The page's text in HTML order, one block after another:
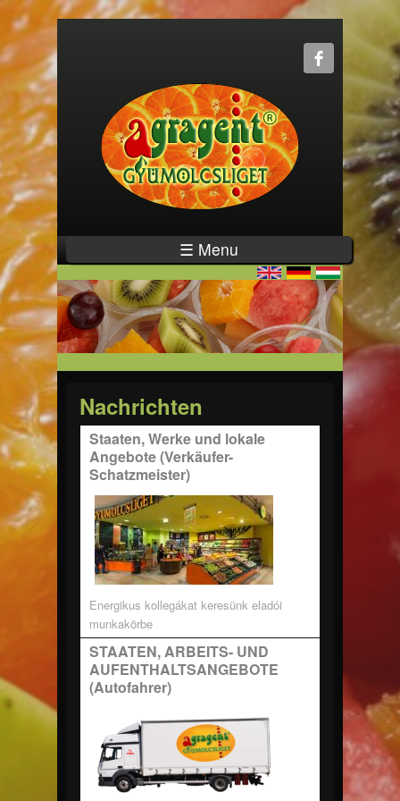
☰ Menu
Nachrichten
Staaten, Werke und lokale
Angebote (Verkäufer-
Schatzmeister)
Energikus kollegákat keresünk eladói
munkakörbe
STAATEN, ARBEITS- UND
AUFENTHALTSANGEBOTE
(Autofahrer)